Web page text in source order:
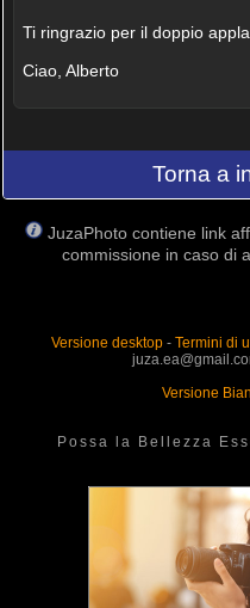
Ti ringrazio per il doppio
Ciao, Alberto
Torna a
JuzaPhoto contiene link
commissione in caso di
Versione desktop- Termini di
Versione
Possa la Bellezza